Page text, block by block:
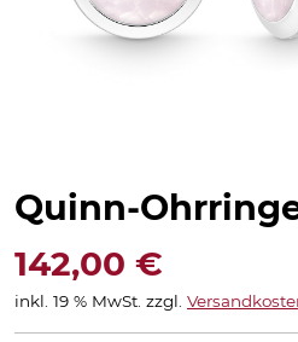
Quinn-
142,00 €
inkl. 19 % MwSt. zzgl.